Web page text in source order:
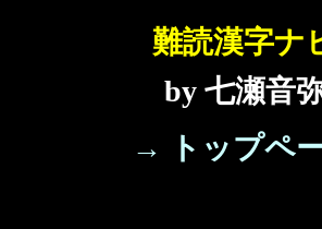
難読漢字ナ
by 七瀬音
→ トップペ